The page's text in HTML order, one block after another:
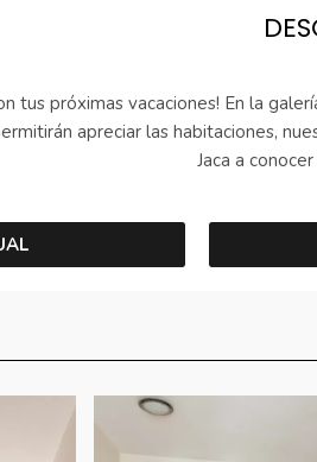
tus próximas vacaciones! En la
apreciar las habitaciones,
Jaca a